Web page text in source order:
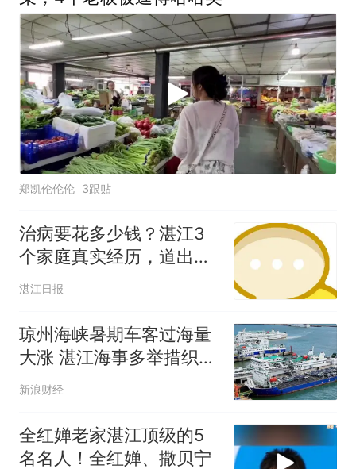
郑凯伦伦伦 3跟贴
治病要花多少钱？湛江3
个家庭真实经历，道出普
通家庭的就医压力
湛江日报
琼州海峡暑期车客过海量
大涨 湛江海事多举措织密
安全防护网
新浪财经
全红婵老家湛江顶级的5
名名人！全红婵、撒贝宁